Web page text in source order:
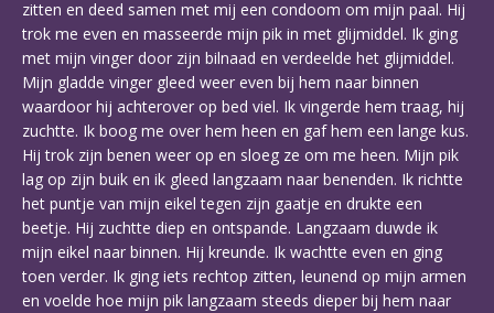
zitten en deed samen met mij een condoom om mijn paal. Hij
trok me even en masseerde mijn pik in met glijmiddel. Ik ging
met mijn vinger door zijn bilnaad en verdeelde het glijmiddel.
Mijn gladde vinger gleed weer even bij hem naar binnen
waardoor hij achterover op bed viel. Ik vingerde hem traag, hij
zuchtte. Ik boog me over hem heen en gaf hem een lange kus.
Hij trok zijn benen weer op en sloeg ze om me heen. Mijn pik
lag op zijn buik en ik gleed langzaam naar benenden. Ik richtte
het puntje van mijn eikel tegen zijn gaatje en drukte een
beetje. Hij zuchtte diep en ontspande. Langzaam duwde ik
mijn eikel naar binnen. Hij kreunde. Ik wachtte even en ging
toen verder. Ik ging iets rechtop zitten, leunend op mijn armen
en voelde hoe mijn pik langzaam steeds dieper bij hem naar